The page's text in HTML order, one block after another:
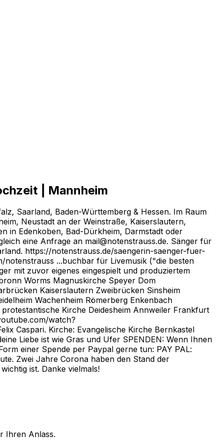
| Mannheim
Saarland, Baden-Württemberg & Hessen. Im Raum
Neustadt an der Weinstraße, Kaiserslautern,
in Edenkoben, Bad-Dürkheim, Darmstadt oder
eine Anfrage an mail@notenstrauss.de. Sänger für
https://notenstrauss.de/saengerin-saenger-fuer-
...buchbar für Livemusik ("die besten
mit zuvor eigenes eingespielt und produziertem
Worms Magnuskirche Speyer Dom
Kaiserslautern Zweibrücken Sinsheim
Wachenheim Römerberg Enkenbach
Kirche Deidesheim Annweiler Frankfurt
watch?
Caspari. Kirche: Evangelische Kirche Bernkastel
Liebe ist wie Gras und Ufer SPENDEN: Wenn Ihnen
einer Spende per Paypal gerne tun: PAY PAL:
Zwei Jahre Corona haben den Stand der
ist. Danke vielmals!
Ihren Anlass.